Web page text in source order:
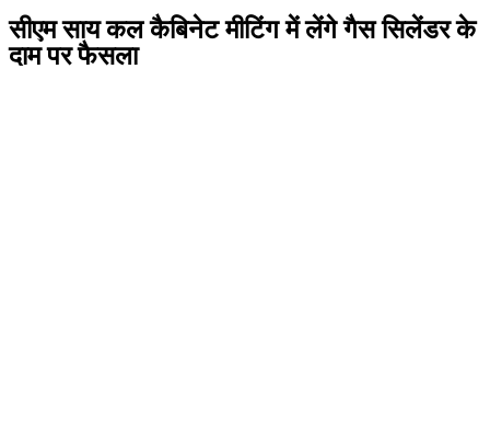
सीएम साय कल कैबिनेट मीटिंग में लेंगे गैस सिलेंडर के
दाम पर फैसला